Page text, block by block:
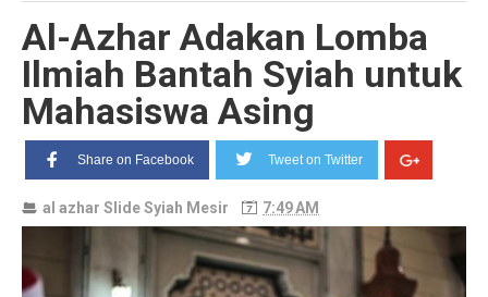
Al-Azhar Adakan Lomba
Ilmiah Bantah Syiah untuk
Mahasiswa Asing
Share on Facebook Tweet on Twitter
al azhar SlideSyiah Mesir 7:49 AM